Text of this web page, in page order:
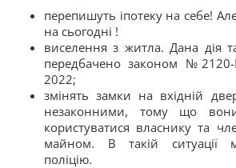
перепишуть іпотеку на себе!
на сьогодні !
виселення з житла. Дана дія
передбачено законом №2120-
2022;
змінять замки на вхідній
незаконними, тому що
користуватися власнику та
майном. В такій ситуації
поліцію.